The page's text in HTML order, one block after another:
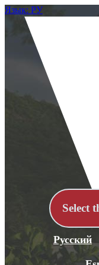
Язык: РУ
Select
Русский